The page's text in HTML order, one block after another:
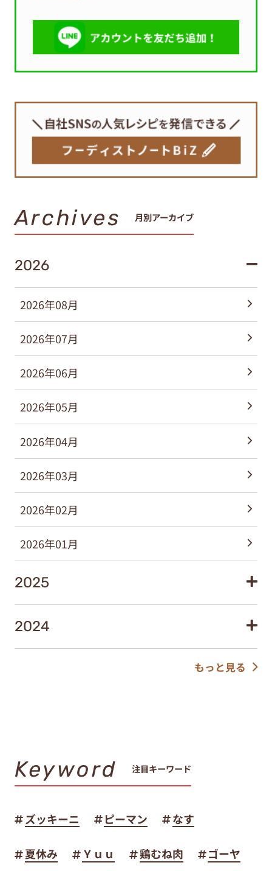
Archives 月別アーカイブ
2026
2026年08月
2026年07月
2026年06月
2026年05月
2026年04月
2026年03月
2026年02月
2026年01月
2025
2024
もっと見る
Keyword 注目キーワード
ズッキーニ ピーマン なす
夏休み Ｙｕｕ 鶏むね肉 ゴーヤ